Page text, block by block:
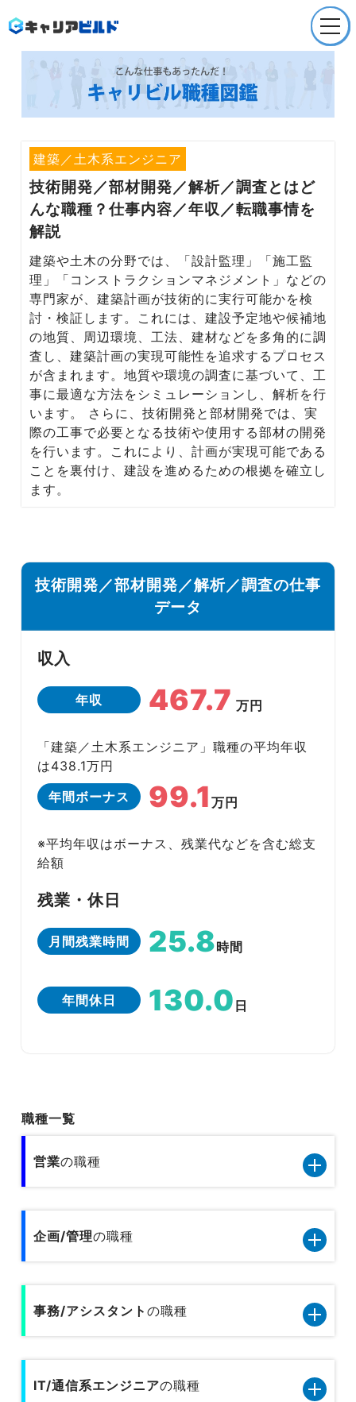
建築／土木系エンジニア
技術開発／部材開発／解析／調査とはど
んな職種？仕事内容／年収／転職事情を
解説
建築や土木の分野では、「設計監理」「施工監
理」「コンストラクションマネジメント」などの
専門家が、建築計画が技術的に実行可能かを検
討・検証します。これには、建設予定地や候補地
の地質、周辺環境、工法、建材などを多角的に調
査し、建築計画の実現可能性を追求するプロセス
が含まれます。地質や環境の調査に基づいて、工
事に最適な方法をシミュレーションし、解析を行
います。 さらに、技術開発と部材開発では、実
際の工事で必要となる技術や使用する部材の開発
を行います。これにより、計画が実現可能である
ことを裏付け、建設を進めるための根拠を確立し
ます。
技術開発／部材開発／解析／調査の仕事
データ
収入
年収 467.7 万円
「建築／土木系エンジニア」職種の平均年収
は438.1万円
年間ボーナス
99.1 万円
※平均年収はボーナス、残業代などを含む総支
給額
残業・休日
月間残業時間 25.8時間
年間休日 130.0 日
職種一覧
営業の職種
営業11職種のデータです
小売／外食の営業
旅行関連の営業
企画/管理の職種
企画管理13職種のデータです
内部監査
人事
事務/アシスタント の職種
事務/アシスタント9職種のデータです
一般事務
IT/通信系エンジニアの職種
Company
就職/転職支援
Service
採用支援
採用情報
News
お知らせ
Media
転職メディア